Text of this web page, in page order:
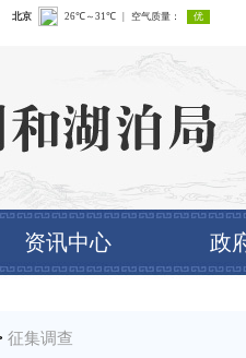
资讯中心 政
征集调查